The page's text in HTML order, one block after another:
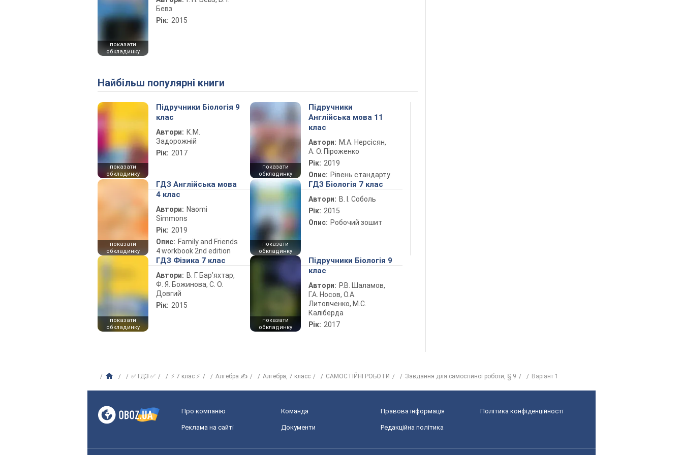
показати
обкладинку
Бевз
Рік: 2015
Найбільш популярні книги
показати
обкладинку
Підручники Біологія 9
клас
Автори: К.М.
Задорожній
Рік: 2017
показати
обкладинку
Підручники
Англійська мова 11
клас
Автори: М.А. Нерсісян,
А. О. Піроженко
Рік: 2019
Опис: Рівень стандарту
показати
обкладинку
ГДЗ Англійська мова
4 клас
Автори: Naomi
Simmons
Рік: 2019
Опис: Family and Friends
4 workbook 2nd edition
показати
обкладинку
ГДЗ Біологія 7 клас
Автори: В. І. Соболь
Рік: 2015
Опис: Робочий зошит
показати
обкладинку
ГДЗ Фізика 7 клас
Автори: В. Г. Бар’яхтар,
Ф. Я. Божинова, С. О.
Довгий
Рік: 2015
показати
обкладинку
Підручники Біологія 9
клас
Автори: Р.В. Шаламов,
Г.А. Носов, О.А.
Литовченко, М.С.
Каліберда
Рік: 2017
✅ ГДЗ ✅ ⚡ 7 клас ⚡ Алгебра ✍ Алгебра, 7 класс САМОСТІЙНІ РОБОТИ Завдання для самостійної роботи, § 9 Варіант 1
Про компанію Команда Правова інформація Політика конфіденційності
Реклама на сайті Документи Редакційна політика